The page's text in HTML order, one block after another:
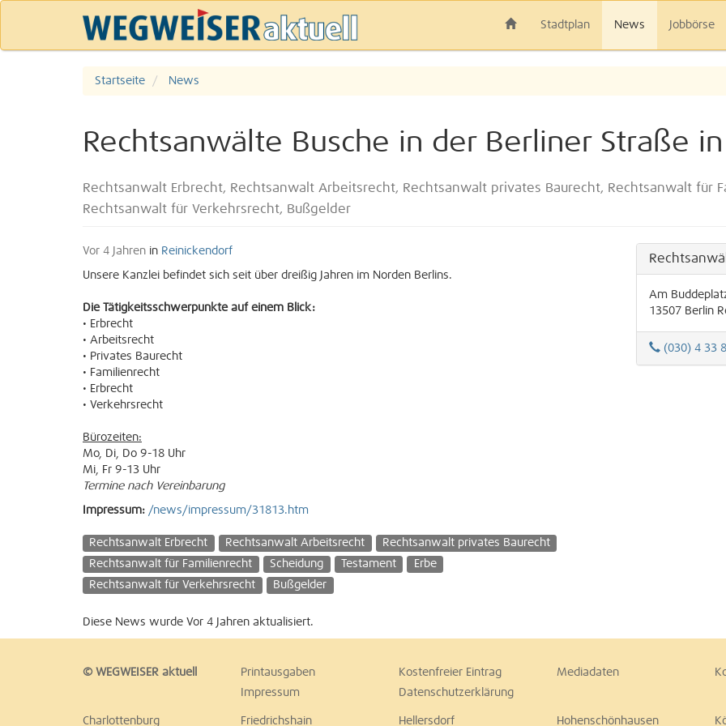
Stadtplan News Jobbörse
Startseite News
Rechtsanwälte Busche in der Berliner Straße
Rechtsanwalt Erbrecht, Rechtsanwalt Arbeitsrecht, Rechtsanwalt privates Baurecht, Rechtsanwalt für
Rechtsanwalt für Verkehrsrecht, Bußgelder
Vor 4 Jahren in Reinickendorf
Unsere Kanzlei befindet sich seit über dreißig Jahren im Norden Berlins.
Die Tätigkeitsschwerpunkte auf einem Blick:
• Erbrecht
• Arbeitsrecht
• Privates Baurecht
• Familienrecht
• Erbrecht
• Verkehrsrecht
Bürozeiten:
Mo, Di, Do 9-18 Uhr
Mi, Fr 9-13 Uhr
Termine nach Vereinbarung
Impressum: /news/impressum/31813.htm
Rechtsanwalt Erbrecht Rechtsanwalt Arbeitsrecht
Rechtsanwalt privates Baurecht
Rechtsanwalt für Familienrecht
Scheidung Testament
Erbe
Rechtsanwalt für Verkehrsrecht
Bußgelder
Diese News wurde Vor 4 Jahren aktualisiert.
Am
13507 Berlin
(030) 4 33
© WEGWEISER aktuell Printausgaben Kostenfreier Eintrag Mediadaten
Impressum
Datenschutzerklärung
Charlottenburg Friedrichshain Hellersdorf Hohenschönhausen